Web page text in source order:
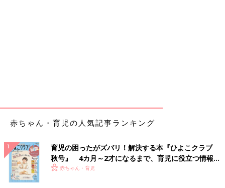
赤ちゃん・育児の人気記事ランキング
育児の困ったがズバリ！解決する本『ひよこクラブ
秋号』 4カ月～2才になるまで、育児に役立つ情報が
いっぱい！
赤ちゃん・育児